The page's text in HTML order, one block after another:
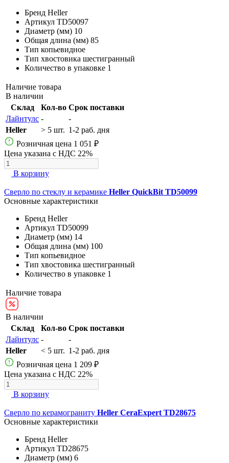
Бренд Heller
Артикул TD50097
Диаметр (мм) 10
Общая длина (мм) 85
Тип копьевидное
Тип хвостовика шестигранный
Количество в упаковке 1
Наличие товара
В наличии
Склад
Кол-во Срок поставки
Лайнтулс -
-
Heller
> 5 шт. 1-2 раб. дня
Розничная цена 1 051 ₽
Цена указана с НДС 22%
В корзину
Сверло по стеклу и керамике Heller QuickBit TD50099
Основные характеристики
Бренд Heller
Артикул TD50099
Диаметр (мм) 14
Общая длина (мм) 100
Тип копьевидное
Тип хвостовика шестигранный
Количество в упаковке 1
Наличие товара
В наличии
Склад
Кол-во Срок поставки
Лайнтулс -
-
Heller
< 5 шт. 1-2 раб. дня
Розничная цена 1 209 ₽
Цена указана с НДС 22%
В корзину
Сверло по керамограниту Heller CeraExpert TD28675
Основные характеристики
Бренд Heller
Артикул TD28675
Диаметр (мм) 6